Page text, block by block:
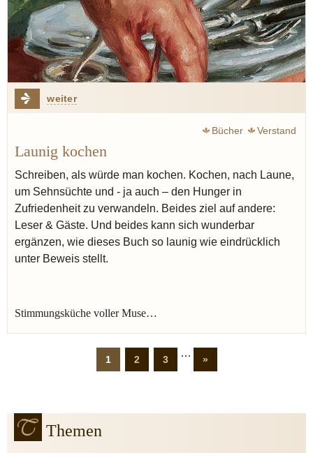
weiter
Bücher Verstand
Launig kochen
Schreiben, als würde man kochen. Kochen, nach Laune,
um Sehnsüchte und - ja auch – den Hunger in
Zufriedenheit zu verwandeln. Beides ziel auf andere:
Leser & Gäste. Und beides kann sich wunderbar
ergänzen, wie dieses Buch so launig wie eindrücklich
unter Beweis stellt.
Stimmungsküche voller Muse…
1 2 3
…
»
Themen